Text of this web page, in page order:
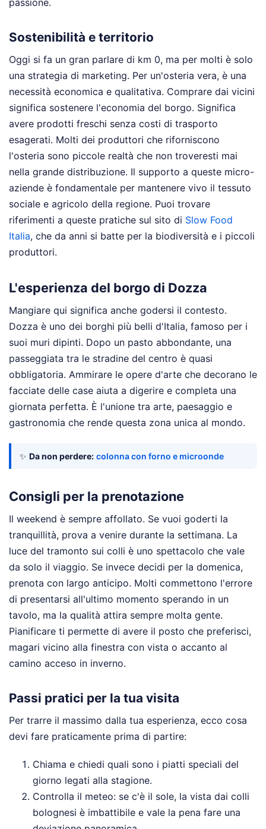
passione.
Sostenibilità e territorio
Oggi si fa un gran parlare di km 0, ma per molti è solo
una strategia di marketing. Per un'osteria vera, è una
necessità economica e qualitativa. Comprare dai vicini
significa sostenere l'economia del borgo. Significa
avere prodotti freschi senza costi di trasporto
esagerati. Molti dei produttori che riforniscono
l'osteria sono piccole realtà che non troveresti mai
nella grande distribuzione. Il supporto a queste micro-
aziende è fondamentale per mantenere vivo il tessuto
sociale e agricolo della regione. Puoi trovare
riferimenti a queste pratiche sul sito di Slow Food
Italia, che da anni si batte per la biodiversità e i piccoli
produttori.
L'esperienza del borgo di Dozza
Mangiare qui significa anche godersi il contesto.
Dozza è uno dei borghi più belli d'Italia, famoso per i
suoi muri dipinti. Dopo un pasto abbondante, una
passeggiata tra le stradine del centro è quasi
obbligatoria. Ammirare le opere d'arte che decorano le
facciate delle case aiuta a digerire e completa una
giornata perfetta. È l'unione tra arte, paesaggio e
gastronomia che rende questa zona unica al mondo.
✨ Da non perdere: colonna con forno e microonde
Consigli per la prenotazione
Il weekend è sempre affollato. Se vuoi goderti la
tranquillità, prova a venire durante la settimana. La
luce del tramonto sui colli è uno spettacolo che vale
da solo il viaggio. Se invece decidi per la domenica,
prenota con largo anticipo. Molti commettono l'errore
di presentarsi all'ultimo momento sperando in un
tavolo, ma la qualità attira sempre molta gente.
Pianificare ti permette di avere il posto che preferisci,
magari vicino alla finestra con vista o accanto al
camino acceso in inverno.
Passi pratici per la tua visita
Per trarre il massimo dalla tua esperienza, ecco cosa
devi fare praticamente prima di partire:
Chiama e chiedi quali sono i piatti speciali del
giorno legati alla stagione.
Controlla il meteo: se c'è il sole, la vista dai colli
bolognesi è imbattibile e vale la pena fare una